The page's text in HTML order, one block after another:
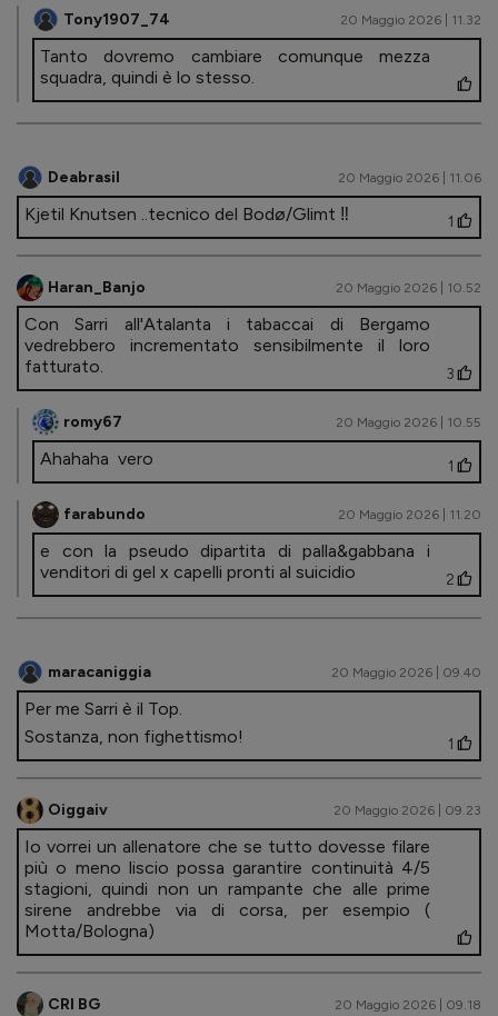
Tony1907_74 20 Maggio 2026 | 11.32
Tanto dovremo cambiare comunque mezza
squadra, quindi è lo stesso.
Deabrasil 20 Maggio 2026 | 11.06
Kjetil Knutsen ..tecnico del Bodø/Glimt ‼️ 1
Haran_Banjo 20 Maggio 2026 | 10.52
Con Sarri all'Atalanta i tabaccai di Bergamo
vedrebbero incrementato sensibilmente il loro
fatturato.
3
romy67 20 Maggio 2026 | 10.55
Ahahaha vero 1
farabundo 20 Maggio 2026 | 11.20
e con la pseudo dipartita di palla&gabbana i
venditori di gel x capelli pronti al suicidio
2
maracaniggia 20 Maggio 2026 | 09.40
Per me Sarri è il Top.
Sostanza, non fighettismo!
1
Oiggaiv 20 Maggio 2026 | 09.23
Io vorrei un allenatore che se tutto dovesse filare
più o meno liscio possa garantire continuità 4/5
stagioni, quindi non un rampante che alle prime
sirene andrebbe via di corsa, per esempio (
Motta/Bologna)
CRI BG 20 Maggio 2026 | 09.18